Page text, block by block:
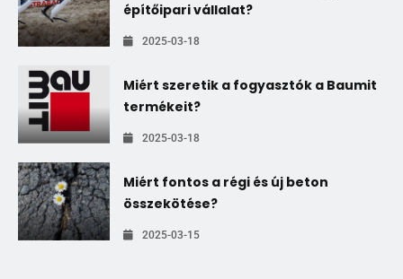
építőipari vállalat?
2025-03-18
Miért szeretik a fogyasztók a Baumit
termékeit?
2025-03-18
Miért fontos a régi és új beton
összekötése?
2025-03-15